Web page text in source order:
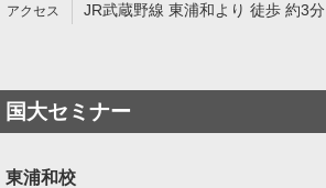
JR武蔵野線 東浦和より 徒歩 約3分
国大セミナー
東浦和校